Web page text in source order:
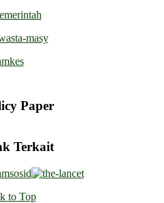
Paper
Terkait
to Top